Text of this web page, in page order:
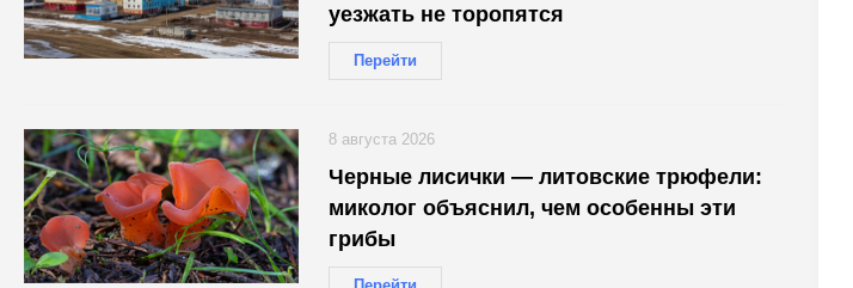
уезжать не торопятся
Перейти
Черные лисички — литовские трюфели:
миколог объяснил, чем особенны эти
грибы
8 августа 2026